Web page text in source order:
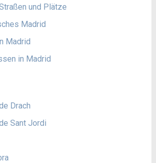
und Plätze
Madrid
Madrid
in Madrid
Drach
Sant Jordi